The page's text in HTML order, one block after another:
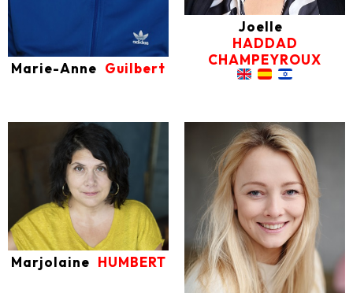
Marie-Anne Guilbert
Joelle
HADDAD
CHAMPEYROUX
Marjolaine HUMBERT